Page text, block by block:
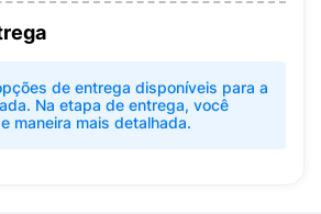
de entrega disponíveis para a
Na etapa de entrega, você
maneira mais detalhada.